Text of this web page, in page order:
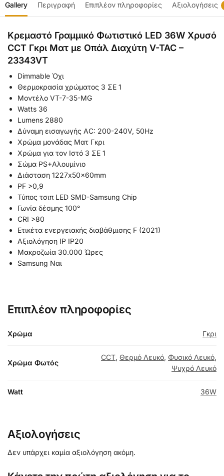
Gallery Περιγραφή Επιπλέον πληροφορίες Αξιολογήσεις
Κρεμαστό Γραμμικό Φωτιστικό LED 36W Χρυσό
CCT Γκρι Ματ με Οπάλ Διαχύτη V-TAC –
23343VT
Dimmable Όχι
Θερμοκρασία χρώματος 3 ΣΕ 1
Μοντέλο VT-7-35-MG
Watts 36
Lumens 2880
Δύναμη εισαγωγής AC: 200-240V, 50Hz
Χρώμα μονάδας Ματ Γκρι
Χρώμα για τον Ιστό 3 ΣΕ 1
Σώμα PS+Αλουμίνιο
Διάσταση 1227x50x60mm
PF >0,9
Τύπος τσιπ LED SMD-Samsung Chip
Γωνία δέσμης 100°
CRI >80
Ετικέτα ενεργειακής διαβάθμισης F (2021)
Αξιολόγηση IP IP20
Μακροζωία 30.000 Ώρες
Samsung Ναι
Επιπλέον πληροφορίες
Χρώμα Γκρι
Χρώμα Φωτός
CCT, Θερμό Λευκό, Φυσικό Λευκό,
Ψυχρό Λευκό
Watt 36W
Αξιολογήσεις
Δεν υπάρχει καμία αξιολόγηση ακόμη.